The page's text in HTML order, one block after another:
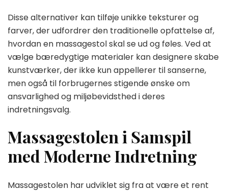
Disse alternativer kan tilføje unikke teksturer og
farver, der udfordrer den traditionelle opfattelse af,
hvordan en massagestol skal se ud og føles. Ved at
vælge bæredygtige materialer kan designere skabe
kunstværker, der ikke kun appellerer til sanserne,
men også til forbrugernes stigende ønske om
ansvarlighed og miljøbevidsthed i deres
indretningsvalg.
Massagestolen i Samspil
med Moderne Indretning
Massagestolen har udviklet sig fra at være et rent